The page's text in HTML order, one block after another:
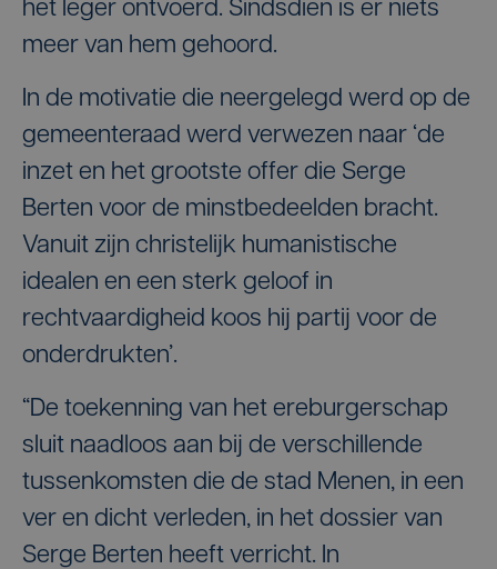
het leger ontvoerd. Sindsdien is er niets
meer van hem gehoord.
In de motivatie die neergelegd werd op de
gemeenteraad werd verwezen naar ‘de
inzet en het grootste offer die Serge
Berten voor de minstbedeelden bracht.
Vanuit zijn christelijk humanistische
idealen en een sterk geloof in
rechtvaardigheid koos hij partij voor de
onderdrukten’.
“De toekenning van het ereburgerschap
sluit naadloos aan bij de verschillende
tussenkomsten die de stad Menen, in een
ver en dicht verleden, in het dossier van
Serge Berten heeft verricht. In